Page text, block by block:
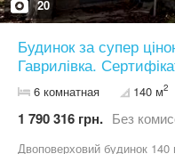
20
Будинок за супер
Гаврилівка.
6 комнатная 140 м2
1 790 316 грн. Без
Двоповерховий будинок 140